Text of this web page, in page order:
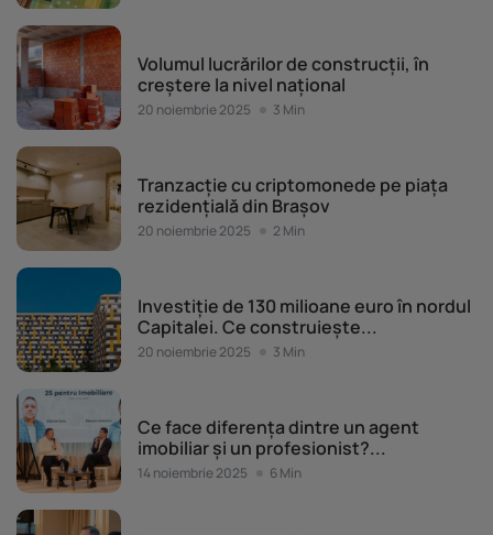
Volumul lucrărilor de construcții, în
creștere la nivel național
20 noiembrie 2025 3 Min
Tranzacție cu criptomonede pe piața
rezidențială din Brașov
20 noiembrie 2025 2 Min
Investiție de 130 milioane euro în nordul
Capitalei. Ce construiește...
20 noiembrie 2025 3 Min
Ce face diferența dintre un agent
imobiliar și un profesionist?...
14 noiembrie 2025 6 Min